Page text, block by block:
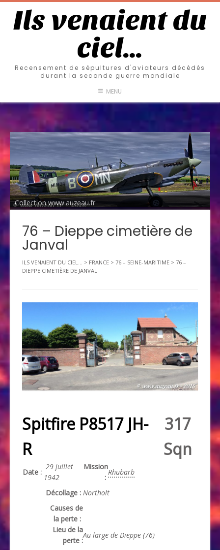
Ils venaient du
ciel…
Recensement de sépultures d'aviateurs décédés
durant la seconde guerre mondiale
MENU
Collection www.auzeau.fr
76 – Dieppe cimetière de
Janval
ILS VENAIENT DU CIEL... > FRANCE > 76 – SEINE-MARITIME > 76 –
DIEPPE CIMETIÈRE DE JANVAL
Spitfire P8517 JH-
R
317
Sqn
Date :
29 juillet
1942
Mission
:
Rhubarb
Décollage : Northolt
Causes de
la perte :
Lieu de la
perte :
Au large de Dieppe (76)